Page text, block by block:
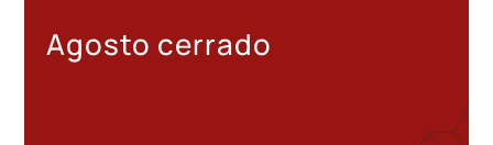
Agosto cerrado